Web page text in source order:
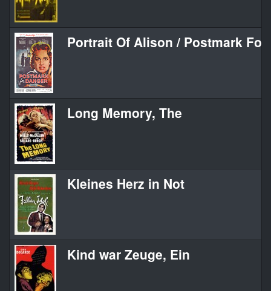
Portrait Of Alison / Postmark For
Long Memory, The
Kleines Herz in Not
Kind war Zeuge, Ein